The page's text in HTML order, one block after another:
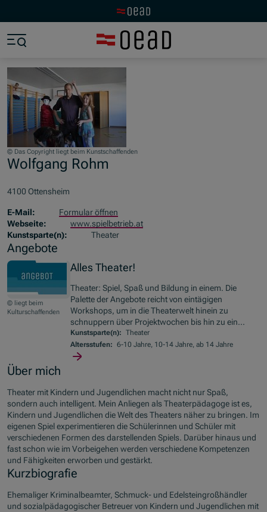
© Das Copyright liegt beim Kunstschaffenden
Wolfgang Rohm
4100 Ottensheim
E-Mail:
Formular öffnen
Webseite:
www.spielbetrieb.at
Kunstsparte(n):
Theater
Angebote
© liegt beim
Kulturschaffenden
Alles Theater!
Theater: Spiel, Spaß und Bildung in einem. Die
Palette der Angebote reicht von eintägigen
Workshops, um in die Theaterwelt hinein zu
schnuppern über Projektwochen bis hin zu ein...
Kunstsparte(n): Theater
Altersstufen: 6-10 Jahre, 10-14 Jahre, ab 14 Jahre
Über mich
Theater mit Kindern und Jugendlichen macht nicht nur Spaß,
sondern auch intelligent. Mein Anliegen als Theaterpädagoge ist es,
Kindern und Jugendlichen die Welt des Theaters näher zu bringen. Im
eigenen Spiel experimentieren die Schülerinnen und Schüler mit
verschiedenen Formen des darstellenden Spiels. Darüber hinaus und
fast schon wie im Vorbeigehen werden verschiedene Kompetenzen
und Fähigkeiten erworben und gestärkt.
Kurzbiografie
Ehemaliger Kriminalbeamter, Schmuck- und Edelsteingroßhändler
und sozialpädagogischer Betreuer von Kindern und Jugendlichen mit